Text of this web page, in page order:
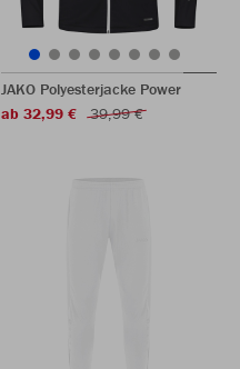
JAKO Polyesterjacke Power
ab 32,99 €
39,99 €